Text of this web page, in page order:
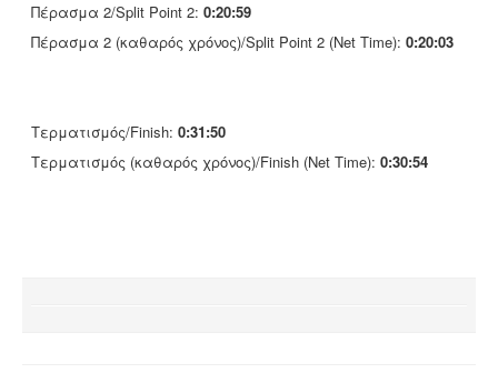
Πέρασμα 2/Split Point 2: 0:20:59
Πέρασμα 2 (καθαρός χρόνος)/Split Point 2 (Net Time): 0:20:03
Τερματισμός/Finish: 0:31:50
Τερματισμός (καθαρός χρόνος)/Finish (Net Time): 0:30:54